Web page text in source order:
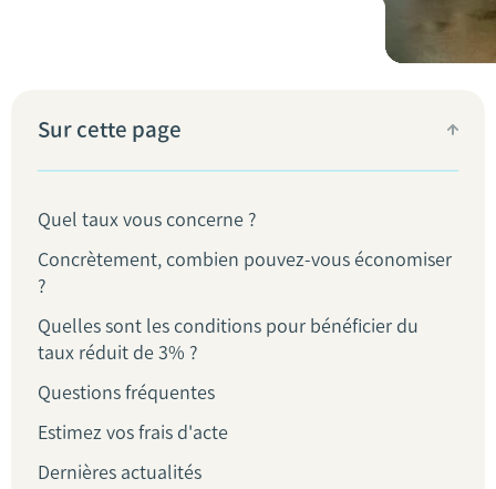
Sur cette page
Quel taux vous concerne ?
Concrètement, combien pouvez-vous économiser
?
Quelles sont les conditions pour bénéficier du
taux réduit de 3% ?
Questions fréquentes
Estimez vos frais d'acte
Dernières actualités